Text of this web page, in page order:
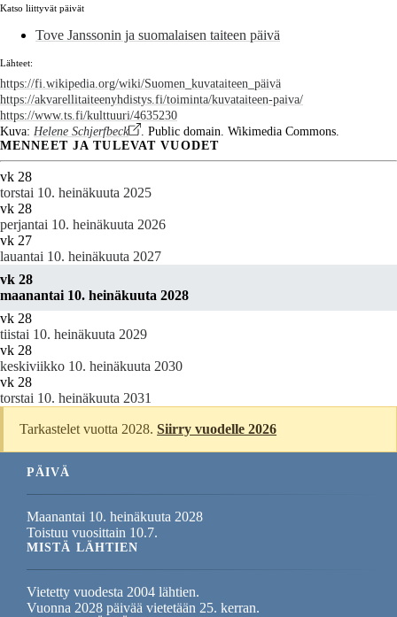
Katso liittyvät päivät
Tove Janssonin ja suomalaisen taiteen päivä
Lähteet:
https://fi.wikipedia.org/wiki/Suomen_kuvataiteen_päivä
https://akvarellitaiteenyhdistys.fi/toiminta/kuvataiteen-paiva/
https://www.ts.fi/kulttuuri/4635230
Kuva: Helene Schjerfbeck . Public domain. Wikimedia Commons.
MENNEET JA TULEVAT VUODET
vk 28
torstai 10. heinäkuuta 2025
vk 28
perjantai 10. heinäkuuta 2026
vk 27
lauantai 10. heinäkuuta 2027
vk 28
maanantai 10. heinäkuuta 2028
vk 28
tiistai 10. heinäkuuta 2029
vk 28
keskiviikko 10. heinäkuuta 2030
vk 28
torstai 10. heinäkuuta 2031
Tarkastelet vuotta 2028.Siirry vuodelle 2026
PÄIVÄ
Maanantai 10. heinäkuuta 2028
Toistuu vuosittain 10.7.
MISTÄ LÄHTIEN
Vietetty vuodesta 2004 lähtien.
Vuonna 2028 päivää vietetään 25. kerran.